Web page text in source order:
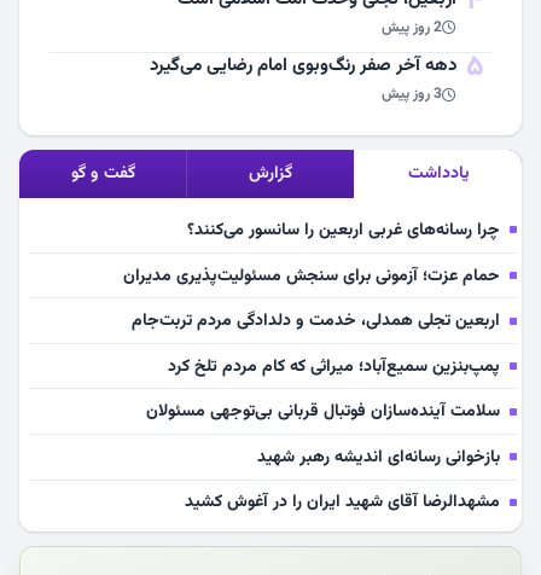
2 روز پیش
5 دهه آخر صفر رنگ‌وبوی امام رضایی می‌گیرد
3 روز پیش
یادداشت گزارش گفت و گو
چرا رسانه‌های غربی اربعین را سانسور می‌کنند؟
حمام عزت؛ آزمونی برای سنجش مسئولیت‌پذیری مدیران
اربعین تجلی همدلی، خدمت و دلدادگی مردم تربت‌جام
پمپ‌بنزین سمیع‌آباد؛ میراثی که کام مردم تلخ کرد
سلامت آینده‌سازان فوتبال قربانی بی‌توجهی مسئولان
بازخوانی رسانه‌ای اندیشه رهبر شهید
مشهدالرضا آقای شهید ایران را در آغوش کشید
مکن ای صبح طلوع